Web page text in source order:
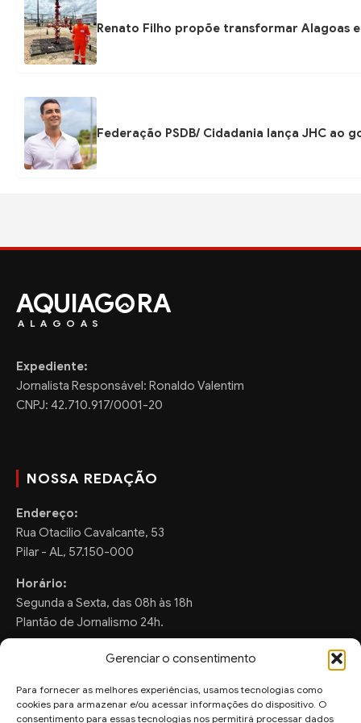
Gerenciar o consentimento
Para fornecer as melhores experiências, usamos tecnologias como
cookies para armazenar e/ou acessar informações do dispositivo. O
consentimento para essas tecnologias nos permitirá processar dados
Renato Filho propõe transformar Alagoas
Federação PSDB/ Cidadania lança JHC ao
AQUIAG RA
ALAGOAS
Expediente:
Jornalista Responsável: Ronaldo Valentim
CNPJ: 42.710.917/0001-20
NOSSA REDAÇÃO
Endereço:
Rua Otacilio Cavalcante, 53
Pilar - AL, 57.150-000
Horário:
Segunda a Sexta, das 08h às 18h
Plantão de Jornalismo 24h.
FALE CONOSCO